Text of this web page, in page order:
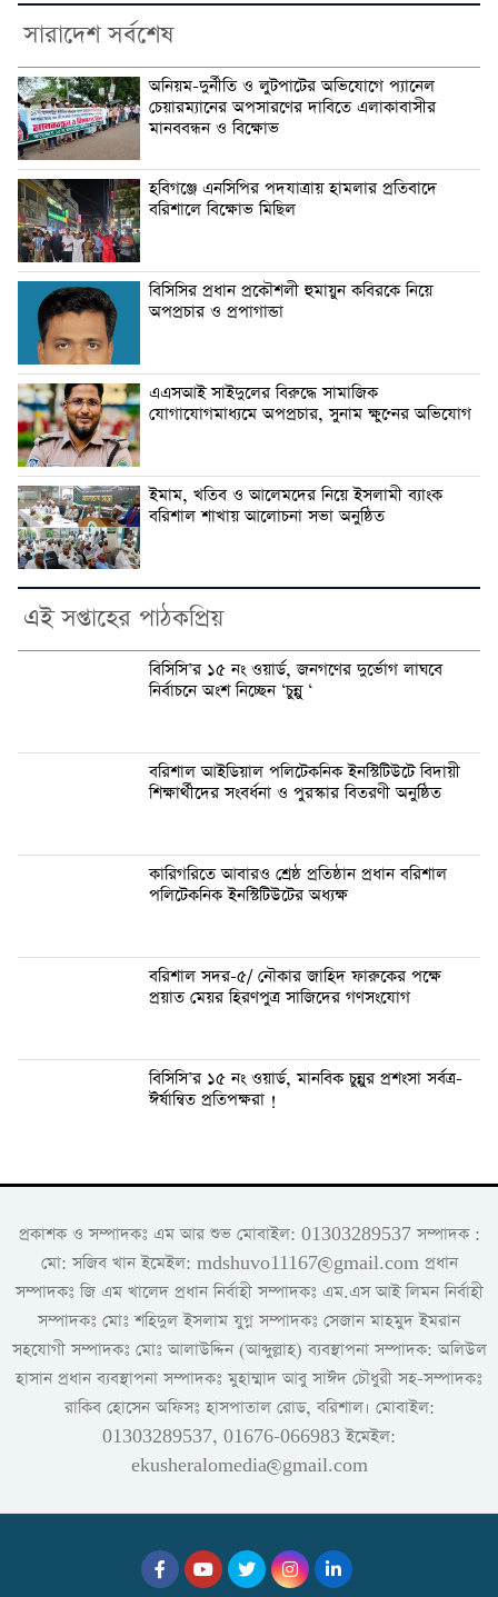
সারাদেশ সর্বশেষ
অনিয়ম-দুর্নীতি ও লুটপাটের অভিযোগে প্যানেল
চেয়ারম্যানের অপসারণের দাবিতে এলাকাবাসীর
মানববন্ধন ও বিক্ষোভ
হবিগঞ্জে এনসিপির পদযাত্রায় হামলার প্রতিবাদে
বরিশালে বিক্ষোভ মিছিল
বিসিসির প্রধান প্রকৌশলী হুমায়ুন কবিরকে নিয়ে
অপপ্রচার ও প্রপাগান্ডা
এএসআই সাইদুলের বিরুদ্ধে সামাজিক
যোগাযোগমাধ্যমে অপপ্রচার, সুনাম ক্ষুণ্নের অভিযোগ
ইমাম, খতিব ও আলেমদের নিয়ে ইসলামী ব্যাংক
বরিশাল শাখায় আলোচনা সভা অনুষ্ঠিত
এই সপ্তাহের পাঠকপ্রিয়
বিসিসি’র ১৫ নং ওয়ার্ড, জনগণের দুর্ভোগ লাঘবে
নির্বাচনে অংশ নিচ্ছেন ‘চুন্নু ‘
বরিশাল আইডিয়াল পলিটেকনিক ইনস্টিটিউটে বিদায়ী
শিক্ষার্থীদের সংবর্ধনা ও পুরস্কার বিতরণী অনুষ্ঠিত
কারিগরিতে আবারও শ্রেষ্ঠ প্রতিষ্ঠান প্রধান বরিশাল
পলিটেকনিক ইনস্টিটিউটের অধ্যক্ষ
বরিশাল সদর-৫/ নৌকার জাহিদ ফারুকের পক্ষে
প্র‍য়াত মেয়র হিরণপুত্র সাজিদের গণসংযোগ
বিসিসি’র ১৫ নং ওয়ার্ড, মানবিক চুন্নুর প্রশংসা সর্বত্র-
ঈর্ষান্বিত প্রতিপক্ষরা !
প্রকাশক ও সম্পাদকঃ এম আর শুভ মোবাইল: 01303289537 সম্পাদক :
মো: সজিব খান ইমেইল: mdshuvo11167@gmail.com প্রধান
সম্পাদকঃ জি এম খালেদ প্রধান নির্বাহী সম্পাদকঃ এম.এস আই লিমন নির্বাহী
সম্পাদকঃ মোঃ শহিদুল ইসলাম যুগ্ন সম্পাদকঃ সেজান মাহমুদ ইমরান
সহযোগী সম্পাদকঃ মোঃ আলাউদ্দিন (আব্দুল্লাহ) ব্যবস্থাপনা সম্পাদক: অলিউল
হাসান প্রধান ব্যবস্থাপনা সম্পাদকঃ মুহাম্মাদ আবু সাঈদ চৌধুরী সহ-সম্পাদকঃ
রাকিব হোসেন অফিসঃ হাসপাতাল রোড, বরিশাল। মোবাইল:
01303289537, 01676-066983 ইমেইল:
ekusheralomedia@gmail.com